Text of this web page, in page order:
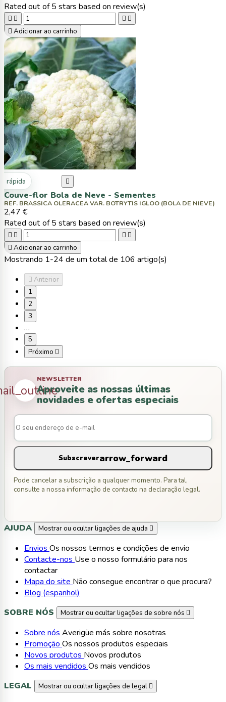
Rated out of 5 stars based on review(s)
   
 Adicionar ao carrinho
rápida 
Couve-flor Bola de Neve - Sementes
REF. BRASSICA OLERACEA VAR. BOTRYTIS IGLOO (BOLA DE NIEVE)
2,47 €
Rated out of 5 stars based on review(s)
   
 Adicionar ao carrinho
Mostrando 1-24 de um total de 106 artigo(s)
 Anterior
1
2
3
…
5
Próximo 
NEWSLETTER
Aproveite as nossas últimas
novidades e ofertas especiais
Subscreverarrow_forward
Pode cancelar a subscrição a qualquer momento. Para tal,
consulte a nossa informação de contacto na declaração legal.
AJUDA Mostrar ou ocultar ligações de ajuda 
Envios Os nossos termos e condições de envio
Contacte-nos Use o nosso formulário para nos
contactar
Mapa do site Não consegue encontrar o que procura?
Blog (espanhol)
SOBRE NÓS
Mostrar ou ocultar ligações de sobre nós 
Sobre nós Averigüe más sobre nosotras
Promoção Os nossos produtos especiais
Novos produtos Novos produtos
Os mais vendidos Os mais vendidos
LEGAL
Mostrar ou ocultar ligações de legal 